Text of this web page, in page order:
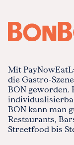
Mit
die Gastro-
BON geworden.
BON kann man
Restaurants,
Streetfood bis